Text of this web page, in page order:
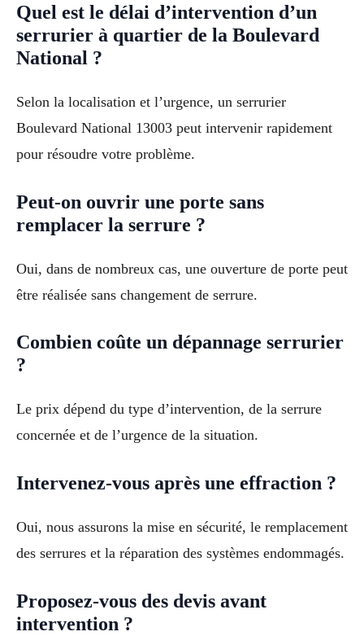
Quel est le délai d’intervention d’un
serrurier à quartier de la Boulevard
National ?
Selon la localisation et l’urgence, un serrurier
Boulevard National 13003 peut intervenir rapidement
pour résoudre votre problème.
Peut-on ouvrir une porte sans
remplacer la serrure ?
Oui, dans de nombreux cas, une ouverture de porte peut
être réalisée sans changement de serrure.
Combien coûte un dépannage serrurier
?
Le prix dépend du type d’intervention, de la serrure
concernée et de l’urgence de la situation.
Intervenez-vous après une effraction ?
Oui, nous assurons la mise en sécurité, le remplacement
des serrures et la réparation des systèmes endommagés.
Proposez-vous des devis avant
intervention ?